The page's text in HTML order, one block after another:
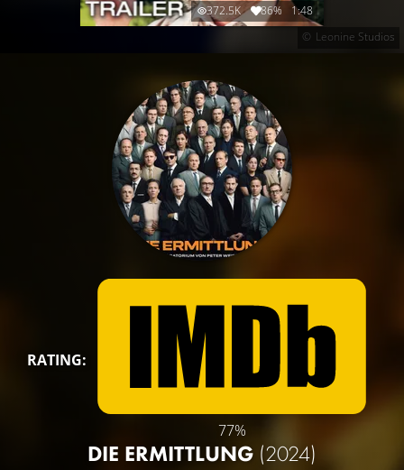
Leonine Studios
372.5K 86% 1:48
RATING:
77%
DIE ERMITTLUNG (2024)